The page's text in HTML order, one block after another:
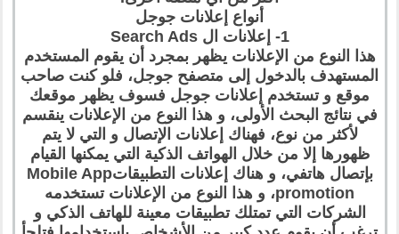
أنواع إعلانات جوجل
1- إعلانات ال Search Ads
هذا النوع من الإعلانات يظهر بمجرد أن يقوم المستخدم
المستهدف بالدخول إلى متصفح جوجل، فلو كنت صاحب
موقع و تستخدم إعلانات جوجل فسوف يظهر موقعك
في نتائج البحث الأولى، و هذا النوع من الإعلانات ينقسم
لأكثر من نوع، فهناك إعلانات الإتصال و التي لا يتم
ظهورها إلا من خلال الهواتف الذكية التي يمكنها القيام
بإتصال هاتفي، و هناك إعلانات التطبيقاتMobile App
promotion، و هذا النوع من الإعلانات تستخدمه
الشركات التي تمتلك تطبيقات معينة للهاتف الذكي و